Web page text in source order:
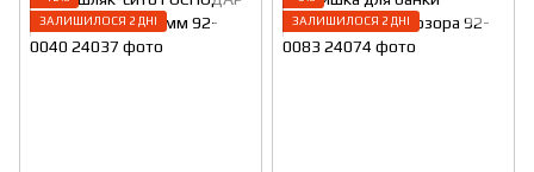
ЗАЛИШИЛОСЯ 2 ДНІ
ЗАЛИШИЛОСЯ 2 ДНІ